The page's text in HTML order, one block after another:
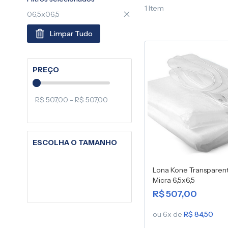
1 Item
Lona Kone
Micra 6,5x6,5
R$ 507,00
ou 6x deR$ 84,50
06,5x06,5
Limpar Tudo
PREÇO
R$ 507,00 - R$ 507,00
ESCOLHA O TAMANHO